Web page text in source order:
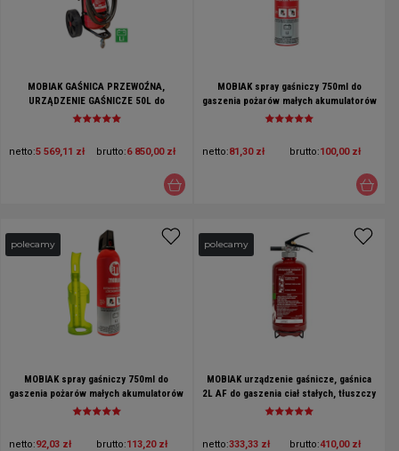
MOBIAK GAŚNICA PRZEWOŹNA,
URZĄDZENIE GAŚNICZE 50L do
gaszenia baterii litowych i
netto:5 569,11 zł brutto:6 850,00 zł
MOBIAK spray gaśniczy 750ml do
gaszenia pożarów małych akumulatorów
litowo-jonowych
netto:81,30 zł brutto:100,00 zł
MOBIAK spray gaśniczy 750ml do
gaszenia pożarów małych akumulatorów
litowo-jonowych z wieszakiem
netto:92,03 zł brutto:113,20 zł
polecamy
MOBIAK urządzenie gaśnicze, gaśnica
2L AF do gaszenia ciał stałych, tłuszczy
oraz baterii litowych i akumulatorów Li-
netto:333,33 zł brutto:410,00 zł
polecamy